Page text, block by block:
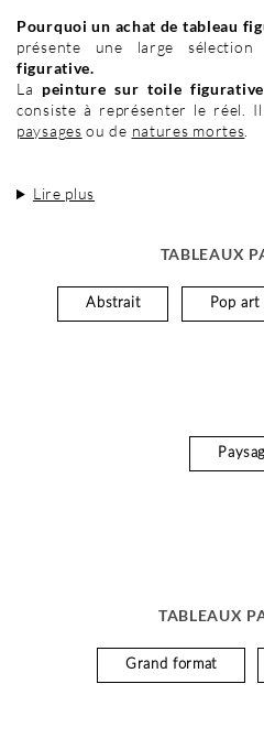
Pourquoi un achat de tableau
présente une large sélection
figurative.
La peinture sur toile figurative
consiste à représenter le réel.
paysages ou de natures mortes
Lire plus
TABLEAUX
Abstrait Pop art
TABLEAUX
Grand format